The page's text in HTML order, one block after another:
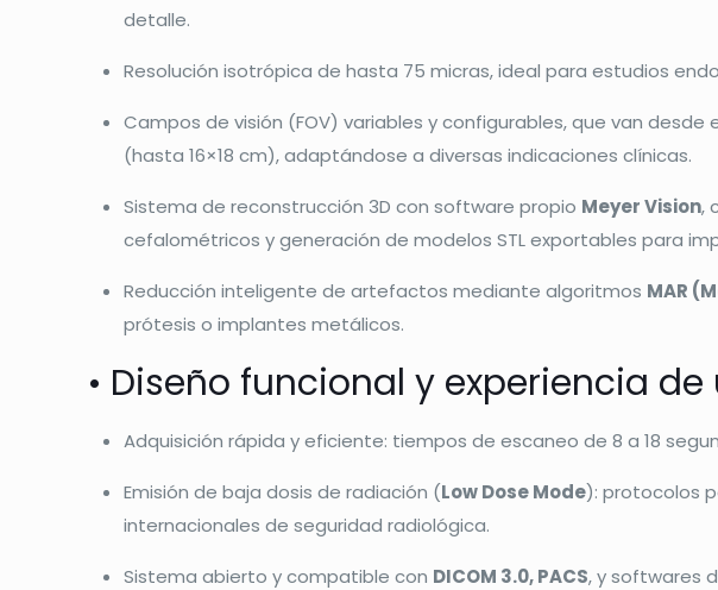
detalle.
Resolución isotrópica de hasta 75 micras, ideal para estudios
Campos de visión (FOV) variables y configurables, que van
(hasta 16×18 cm), adaptándose a diversas indicaciones clínicas.
Sistema de reconstrucción 3D con software propio Meyer Vision,
cefalométricos y generación de modelos STL exportables para
Reducción inteligente de artefactos mediante algoritmos MAR
prótesis o implantes metálicos.
• Diseño funcional y experiencia
Adquisición rápida y eficiente: tiempos de escaneo de 8 a 18
Emisión de baja dosis de radiación (Low Dose Mode): protocolos
internacionales de seguridad radiológica.
Sistema abierto y compatible con DICOM 3.0, PACS, y softwares